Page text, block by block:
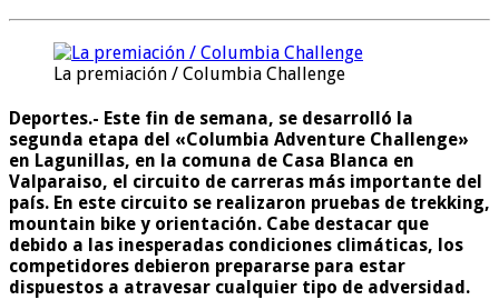
La premiación / Columbia Challenge
Deportes.- Este fin de semana, se desarrolló la
segunda etapa del «Columbia Adventure Challenge»
en Lagunillas, en la comuna de Casa Blanca en
Valparaiso, el circuito de carreras más importante del
país. En este circuito se realizaron pruebas de trekking,
mountain bike y orientación. Cabe destacar que
debido a las inesperadas condiciones climáticas, los
competidores debieron prepararse para estar
dispuestos a atravesar cualquier tipo de adversidad.